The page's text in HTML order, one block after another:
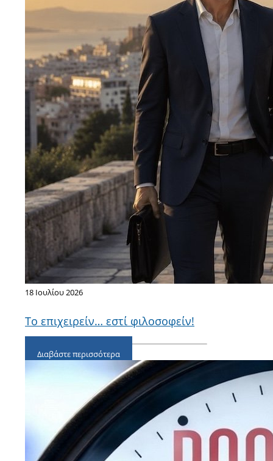
18 Ιουλίου 2026
Το επιχειρείν… εστί φιλοσοφείν!
Διαβάστε περισσότερα